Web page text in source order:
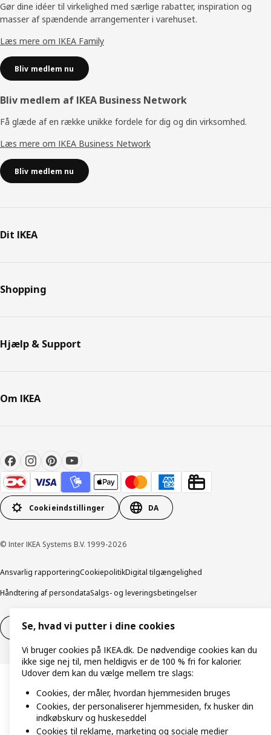
Gør dine idéer til virkelighed med særlige rabatter, inspiration og
masser af spændende arrangementer i varehuset.
Læs mere om IKEA Family
Bliv medlem nu
Bliv medlem af IKEA Business Network
Få glæde af en række unikke fordele for dig og din virksomhed.
Læs mere om IKEA Business Network
Bliv medlem nu
Dit IKEA
Shopping
Hjælp & Support
Om IKEA
Cookieindstillinger DA
© Inter IKEA Systems B.V. 1999-2026
Ansvarlig rapporteringCookiepolitikDigital tilgængelighed
Håndtering af persondataSalgs- og leveringsbetingelser
Fortryd dit køb Fortryd dit køb af service
Se, hvad vi putter i dine cookies
Vi bruger cookies på IKEA.dk. De nødvendige cookies kan du
ikke sige nej til, men heldigvis er de 100 % fri for kalorier.
Udover dem kan du vælge mellem tre slags:
Cookies, der måler, hvordan hjemmesiden bruges
Cookies, der personaliserer hjemmesiden, fx husker din
indkøbskurv og huskeseddel
Cookies til reklame, marketing og sociale medier